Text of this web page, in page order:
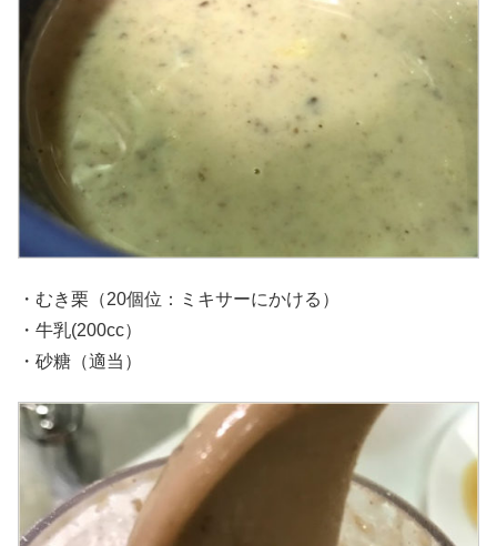
・むき栗（20個位：ミキサーにかける）
・牛乳(200cc）
・砂糖（適当）